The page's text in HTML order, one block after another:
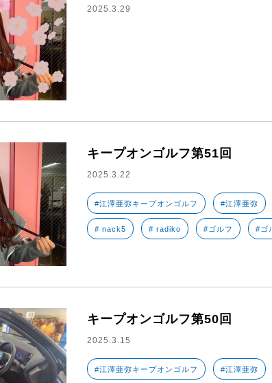
2025.3.29
キープオンゴルフ第51回
2025.3.22
#江澤亜弥キープオンゴルフ #江澤亜弥
# nack5 # radiko #ゴルフ #ゴ
キープオンゴルフ第50回
2025.3.15
#江澤亜弥キープオンゴルフ #江澤亜弥